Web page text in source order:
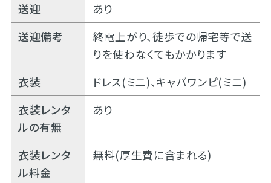
送迎
あり
送迎備考
終電上がり、徒歩での帰宅等で送
りを使わなくてもかかります
衣装
ドレス(ミニ)、キャバワンピ(ミニ)
衣装レンタ
ルの有無
あり
衣装レンタ
ル料金
無料(厚生費に含まれる)